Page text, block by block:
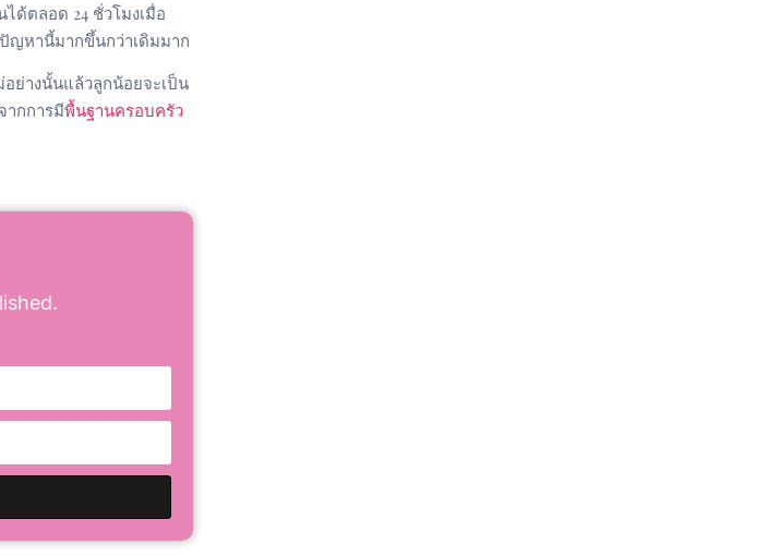
ด้ตลอด 24 ชั่วโมงเมื่อ
ญหานี้มากขึ้นกว่าเดิมมาก
ย่างนั้นแล้วลูกน้อยจะเป็น
ากการมีพื้นฐานครอบครัว